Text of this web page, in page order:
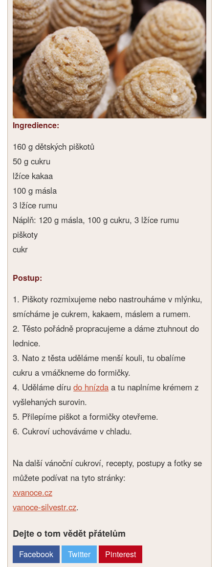
Ingredience:
160 g dětských piškotů
50 g cukru
lžíce kakaa
100 g másla
3 lžíce rumu
Náplň: 120 g másla, 100 g cukru, 3 lžíce rumu
piškoty
cukr
Postup:
1. Piškoty rozmixujeme nebo nastrouháme v mlýnku,
smícháme je cukrem, kakaem, máslem a rumem.
2. Těsto pořádně propracujeme a dáme ztuhnout do
lednice.
3. Nato z těsta uděláme menší kouli, tu obalíme
cukru a vmáčkneme do formičky.
4. Uděláme díru do hnízda a tu naplníme krémem z
vyšlehaných surovin.
5. Přilepíme piškot a formičky otevřeme.
6. Cukroví uchováváme v chladu.
Na další vánoční cukroví, recepty, postupy a fotky se
můžete podívat na tyto stránky:
xvanoce.cz
vanoce-silvestr.cz.
Dejte o tom vědět přátelům
Facebook Twitter Pinterest